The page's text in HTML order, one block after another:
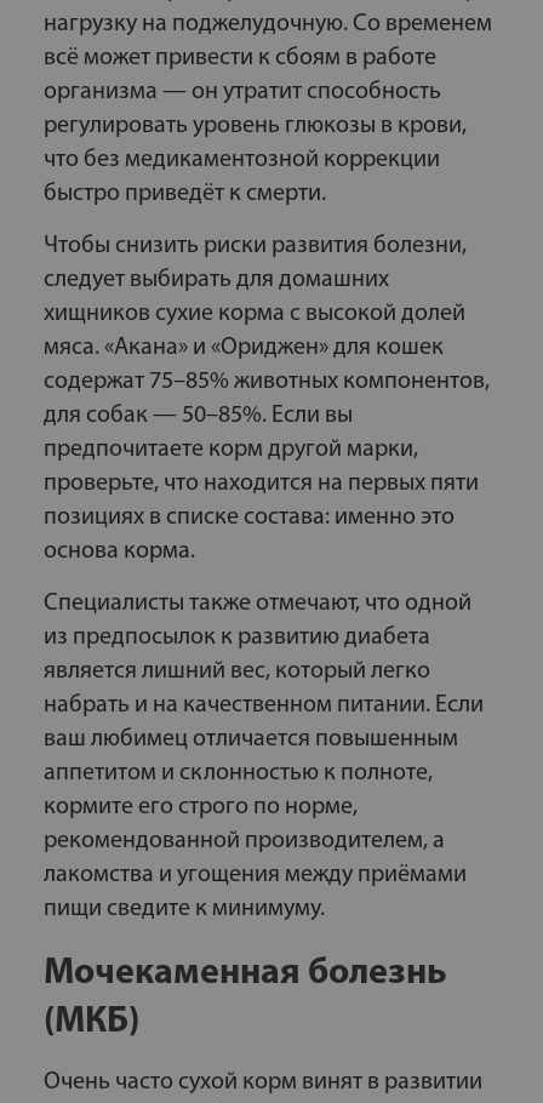
нагрузку на поджелудочную. Со временем
всё может привести к сбоям в работе
организма — он утратит способность
регулировать уровень глюкозы в крови,
что без медикаментозной коррекции
быстро приведёт к смерти.
Чтобы снизить риски развития болезни,
следует выбирать для домашних
хищников сухие корма с высокой долей
мяса. «Акана» и «Ориджен» для кошек
содержат 75–85% животных компонентов,
для собак — 50–85%. Если вы
предпочитаете корм другой марки,
проверьте, что находится на первых пяти
позициях в списке состава: именно это
основа корма.
Специалисты также отмечают, что одной
из предпосылок к развитию диабета
является лишний вес, который легко
набрать и на качественном питании. Если
ваш любимец отличается повышенным
аппетитом и склонностью к полноте,
кормите его строго по норме,
рекомендованной производителем, а
лакомства и угощения между приёмами
пищи сведите к минимуму.
Мочекаменная болезнь
(МКБ)
Очень часто сухой корм винят в развитии